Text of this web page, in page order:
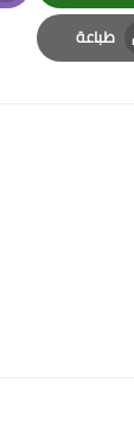
Whatsapp
طباعة
Print